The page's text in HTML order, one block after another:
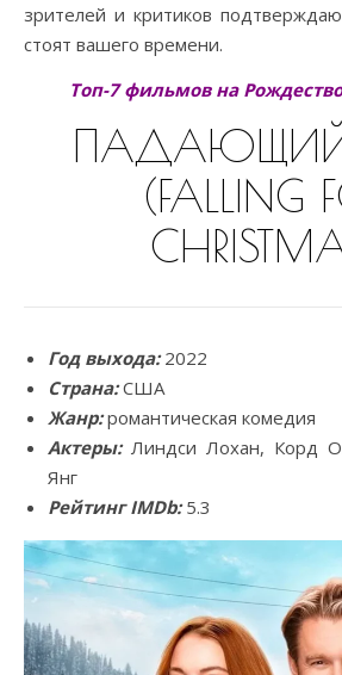
зрителей и критиков
стоят вашего времени.
Топ-7 фильмов на
ПАДАЮЩИЙ
(FALLING
Год выхода:2022
Страна:США
Жанр:романтическая комедия
Актеры:Линдси Лохан, Корд
Янг
Рейтинг IMDb:5.3